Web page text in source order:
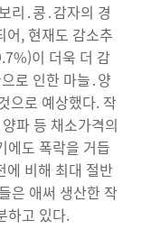
리․콩․감자의 경
, 현재도 감소추
이 더욱 더 감
로 인한 마늘․양
으로 예상했다. 작
파 등 채소가격의
에도 폭락을 거듭
에 비해 최대 절반
은 애써 생산한 작
하고 있다.